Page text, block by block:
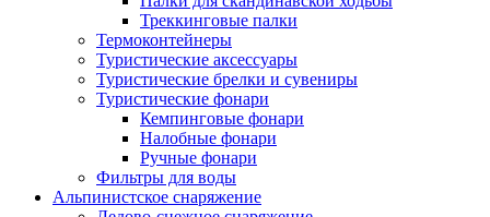
Треккинговые палки
Термоконтейнеры
Туристические аксессуары
Туристические брелки и сувениры
Туристические фонари
Кемпинговые фонари
Налобные фонари
Ручные фонари
Фильтры для воды
Альпинистское снаряжение